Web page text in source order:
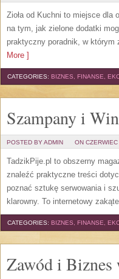
Zioła od Kuchni to miejsce dla
na tym, jak zielone dodatki
praktyczny poradnik, w którym
More ]
CATEGORIES: BIZNES, FINANSE,
Szampany i
POSTED BY ADMIN ON
TadzikPije.pl to obszerny
znaleźć praktyczne treści
poznać sztukę serwowania i
klarowny. To internetowy
CATEGORIES: BIZNES, FINANSE,
Zawód i